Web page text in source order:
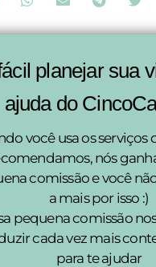
planejar sua
ajuda do
você usa os serviços
nós
comissão e você
a mais por isso :)
pequena comissão
cada vez mais
para te ajudar